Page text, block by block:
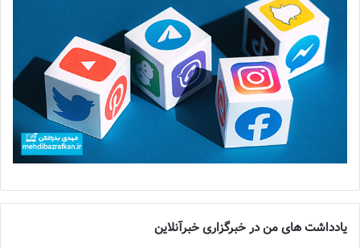
یادداشت های من در خبرگزاری خبرآنلاین